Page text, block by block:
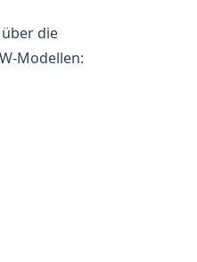
die
Modellen: